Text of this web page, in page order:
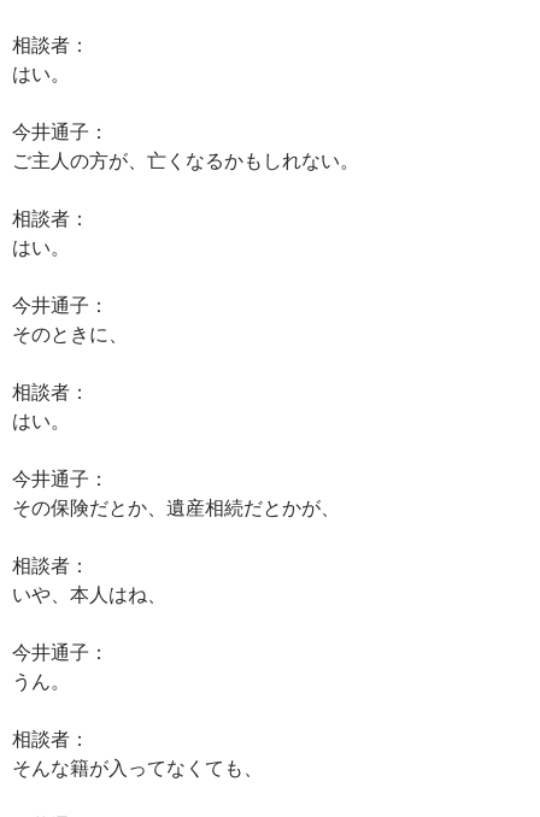
相談者：
はい。
今井通子：
ご主人の方が、亡くなるかもしれない。
相談者：
はい。
今井通子：
そのときに、
相談者：
はい。
今井通子：
その保険だとか、遺産相続だとかが、
相談者：
いや、本人はね、
今井通子：
うん。
相談者：
そんな籍が入ってなくても、